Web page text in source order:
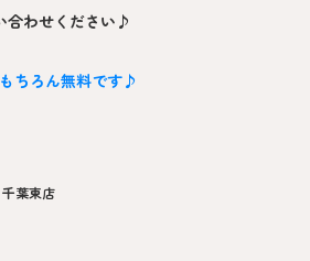
合わせください♪
ちろん無料です♪
葉東店